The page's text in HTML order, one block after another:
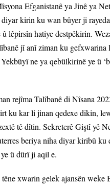
Efganistanê ya Jinê ya
kirin ku wan bûyer ji
û lêpirsîn hatiye destpêkirin.
jî anî ziman ku gefxwarina
ne ya qebûlkirinê ye û
rejîma Talîbanê di Nîsana
ku kar li jinan qedexe dikin,
tê dîtin. Sekreterê Giştî yê
beriya niha diyar kiribû ku
û dûrî ji aqil e.
têne xwarin gelek ajansên weke